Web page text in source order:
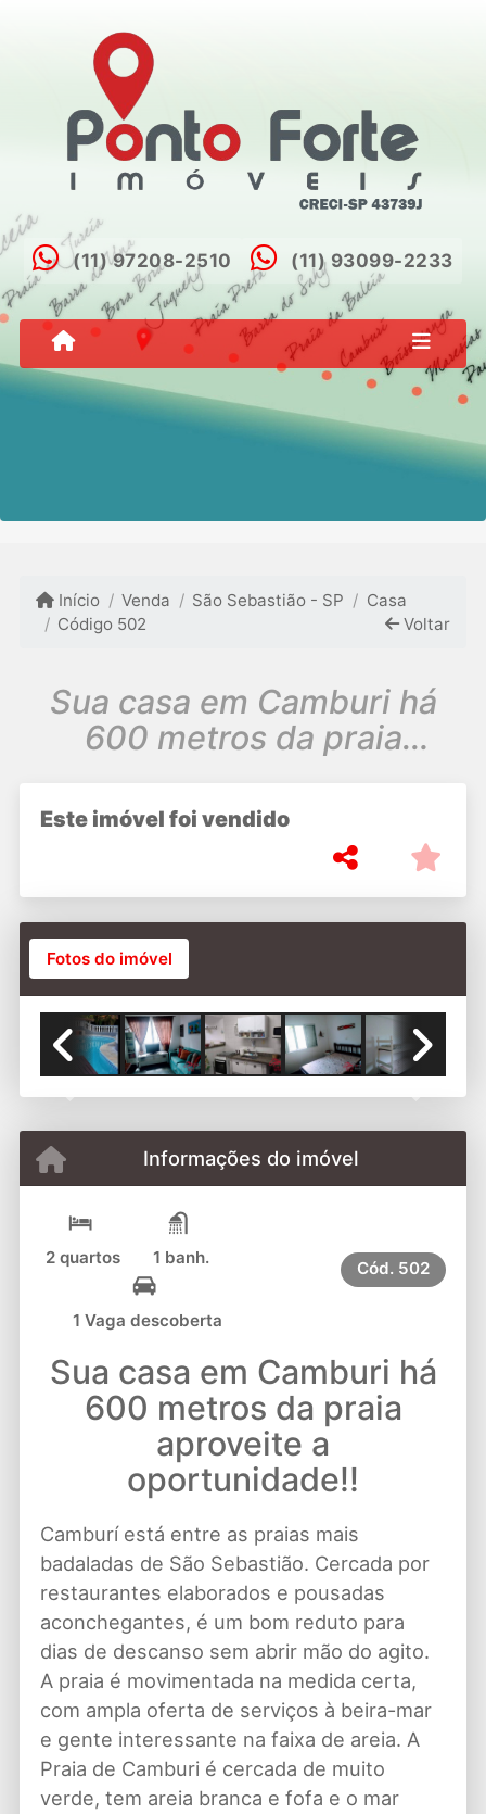
(11) 97208-2510 (11) 93099-2233
Início Venda São Sebastião - SP
Casa
Código 502
Voltar
Sua casa em Camburi há
600 metros da praia
Este imóvel foi vendido
Fotos do imóvel
Previous Next
Informações do imóvel
2 quartos 1 banh.
1 Vaga descoberta
Cód. 502
Sua casa em Camburi há
600 metros da praia
aproveite a
oportunidade!!
Camburí está entre as praias mais
badaladas de São Sebastião. Cercada por
restaurantes elaborados e pousadas
aconchegantes, é um bom reduto para
dias de descanso sem abrir mão do agito.
A praia é movimentada na medida certa,
com ampla oferta de serviços à beira-mar
e gente interessante na faixa de areia. A
Praia de Camburi é cercada de muito
verde, tem areia branca e fofa e o mar